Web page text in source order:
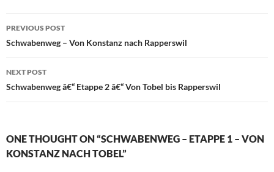
Post
navigation
PREVIOUS POST
Schwabenweg – Von Konstanz nach Rapperswil
NEXT POST
Schwabenweg â€“ Etappe 2 â€“ Von Tobel bis Rapperswil
ONE THOUGHT ON “SCHWABENWEG – ETAPPE 1 – VON
KONSTANZ NACH TOBEL”